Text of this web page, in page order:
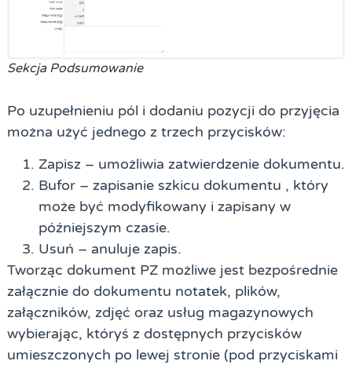
Sekcja Podsumowanie
Po uzupełnieniu pól i dodaniu pozycji do przyjęcia
można użyć jednego z trzech przycisków:
Zapisz – umożliwia zatwierdzenie dokumentu.
Bufor – zapisanie szkicu dokumentu , który
może być modyfikowany i zapisany w
późniejszym czasie.
Usuń – anuluje zapis.
Tworząc dokument PZ możliwe jest bezpośrednie
załącznie do dokumentu notatek, plików,
załączników, zdjęć oraz usług magazynowych
wybierając, któryś z dostępnych przycisków
umieszczonych po lewej stronie (pod przyciskami